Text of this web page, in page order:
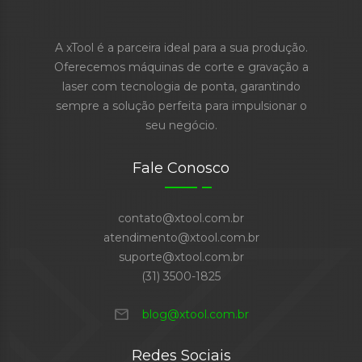
A xTool é a parceira ideal para a sua produção.
Oferecemos máquinas de corte e gravação a
laser com tecnologia de ponta, garantindo
sempre a solução perfeita para impulsionar o
seu negócio.
Fale Conosco
contato@xtool.com.br
atendimento@xtool.com.br
suporte@xtool.com.br
(31) 3500-1825
mail blog@xtool.com.br
Redes Sociais